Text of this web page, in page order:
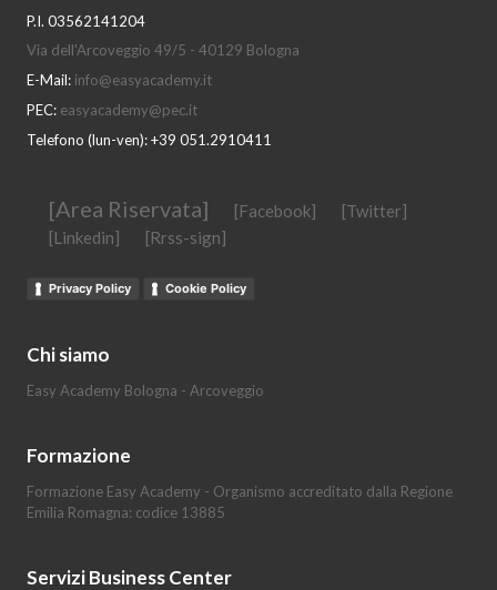
P.I. 03562141204
Via dell'Arcoveggio 49/5 - 40129 Bologna
E-Mail: info@easyacademy.it
PEC: easyacademy@pec.it
Telefono (lun-ven): +39 051.2910411
[Area Riservata] [Facebook]
[Twitter]
[Linkedin]
[Rrss-sign]
Privacy Policy Cookie Policy
Chi siamo
Easy Academy Bologna - Arcoveggio
Formazione
Formazione Easy Academy - Organismo accreditato dalla Regione
Emilia Romagna: codice 13885
Servizi Business Center